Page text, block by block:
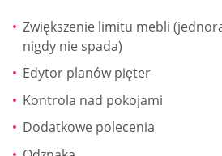
Zwiększenie limitu mebli
nigdy nie spada)
Edytor planów pięter
Kontrola nad pokojami
Dodatkowe polecenia